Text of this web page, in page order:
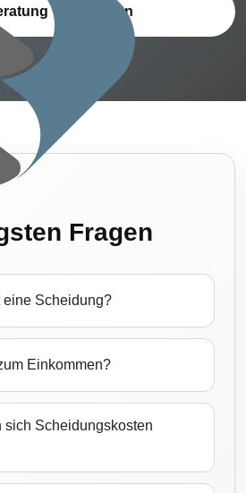
vereinbaren
Fragen
eine Scheidung?
Einkommen?
sich Scheidungskosten